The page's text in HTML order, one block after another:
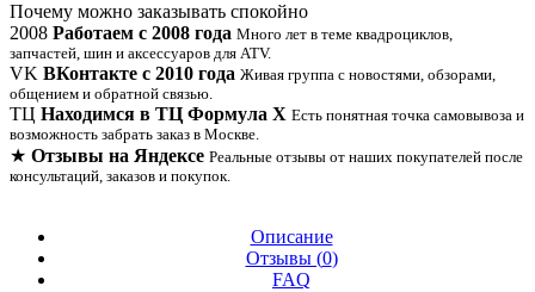
Почему можно заказывать спокойно
2008 Работаем с 2008 года Много лет в теме квадроциклов,
запчастей, шин и аксессуаров для ATV.
VK ВКонтакте с 2010 года Живая группа с новостями, обзорами,
общением и обратной связью.
ТЦ Находимся в ТЦ Формула Х Есть понятная точка самовывоза и
возможность забрать заказ в Москве.
★ Отзывы на Яндексе Реальные отзывы от наших покупателей после
консультаций, заказов и покупок.
Описание
Отзывы (0)
FAQ